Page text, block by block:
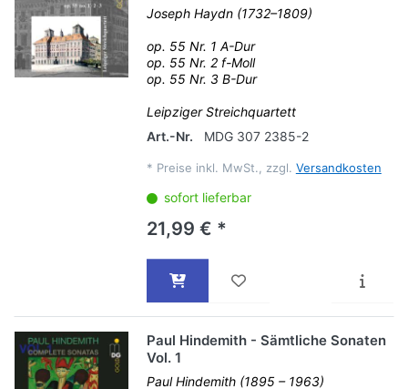
Joseph Haydn (1732–1809)
op. 55 Nr. 1 A-Dur
op. 55 Nr. 2 f-Moll
op. 55 Nr. 3 B-Dur
Leipziger Streichquartett
Art.-Nr.
MDG 307 2385-2
* Preise inkl. MwSt., zzgl. Versandkosten
sofort lieferbar
21,99 € *
Paul Hindemith - Sämtliche Sonaten
Vol. 1
Paul Hindemith (1895 – 1963)